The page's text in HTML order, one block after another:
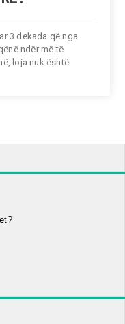
3 dekada që nga
ndër më të
loja nuk është